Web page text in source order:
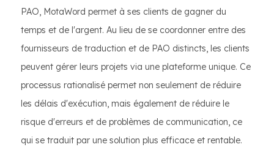
PAO, MotaWord permet à ses clients de gagner du
temps et de l'argent. Au lieu de se coordonner entre des
fournisseurs de traduction et de PAO distincts, les clients
peuvent gérer leurs projets via une plateforme unique. Ce
processus rationalisé permet non seulement de réduire
les délais d'exécution, mais également de réduire le
risque d'erreurs et de problèmes de communication, ce
qui se traduit par une solution plus efficace et rentable.